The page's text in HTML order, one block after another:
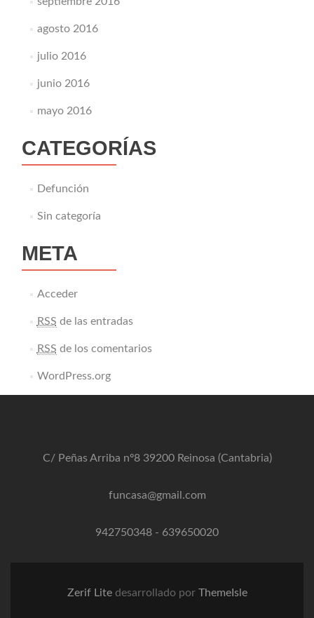
agosto 2016
julio 2016
junio 2016
mayo 2016
CATEGORÍAS
Defunción
Sin categoría
META
Acceder
RSS de las entradas
RSS de los comentarios
WordPress.org
C/ Peñas Arriba nº8 39200 Reinosa (Cantabria)
funcasa@gmail.com
942750348 - 639650020
Zerif Lite desarrollado por ThemeIsle